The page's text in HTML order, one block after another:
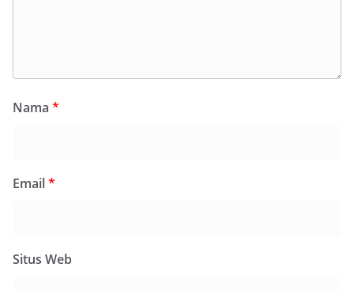
Nama *
Email*
Situs Web